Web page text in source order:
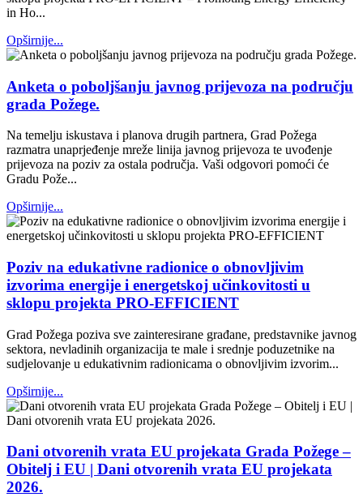
in Ho...
Opširnije...
Anketa o poboljšanju javnog prijevoza na području
grada Požege.
Na temelju iskustava i planova drugih partnera, Grad Požega
razmatra unaprjeđenje mreže linija javnog prijevoza te uvođenje
prijevoza na poziv za ostala područja. Vaši odgovori pomoći će
Gradu Pože...
Opširnije...
Poziv na edukativne radionice o obnovljivim
izvorima energije i energetskoj učinkovitosti u
sklopu projekta PRO-EFFICIENT
Grad Požega poziva sve zainteresirane građane, predstavnike javnog
sektora, nevladinih organizacija te male i srednje poduzetnike na
sudjelovanje u edukativnim radionicama o obnovljivim izvorim...
Opširnije...
Dani otvorenih vrata EU projekata Grada Požege –
Obitelj i EU | Dani otvorenih vrata EU projekata
2026.